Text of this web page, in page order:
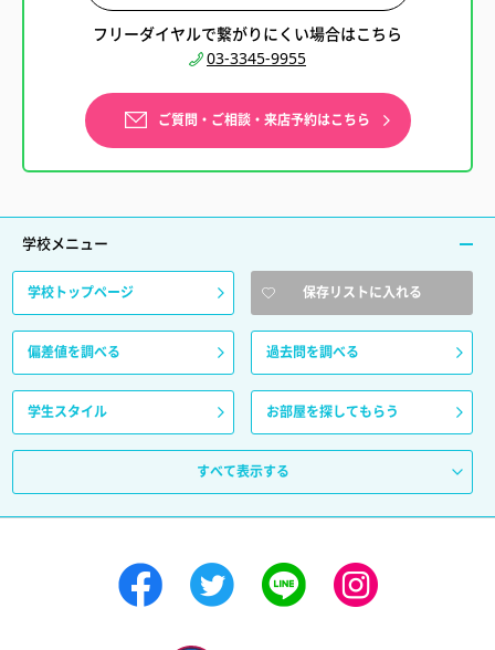
フリーダイヤルで繋がりにくい場合はこちら
03-3345-9955
ご質問・ご相談・来店予約はこちら
学校メニュー
学校トップページ 保存リストに入れる
偏差値を調べる 過去問を調べる
学生スタイル お部屋を探してもらう
すべて表示する